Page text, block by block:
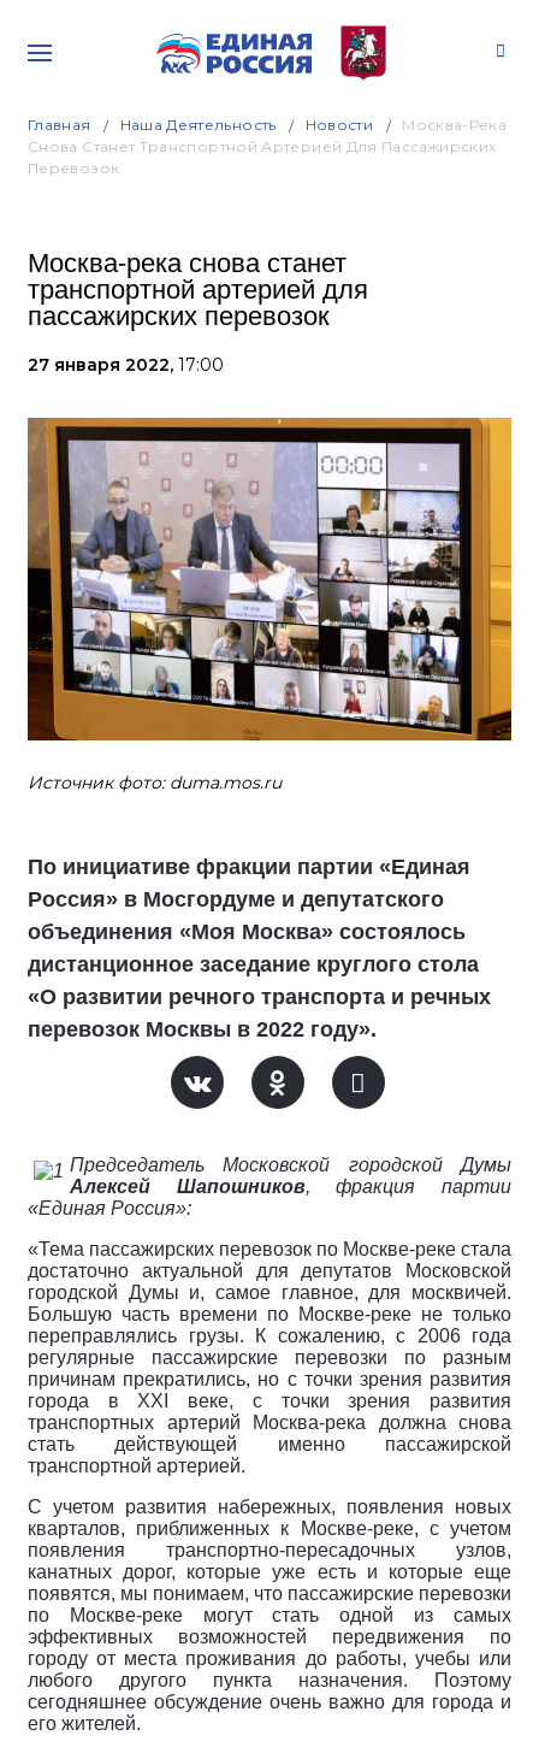
Главная Наша Деятельность Новости
Москва-Река
Снова Станет Транспортной Артерией Для Пассажирских
Перевозок
Москва-река снова станет
транспортной артерией для
пассажирских перевозок
27 января 2022, 17:00
Источник фото: duma.mos.ru
По инициативе фракции партии «Единая
Россия» в Мосгордуме и депутатского
объединения «Моя Москва» состоялось
дистанционное заседание круглого стола
«О развитии речного транспорта и речных
перевозок Москвы в 2022 году».
Председатель Московской городской Думы
Алексей Шапошников, фракция партии
«Единая Россия»:
«Тема пассажирских перевозок по Москве-реке стала
достаточно актуальной для депутатов Московской
городской Думы и, самое главное, для москвичей.
Большую часть времени по Москве-реке не только
переправлялись грузы.
К сожалению, с 2006 года
регулярные пассажирские перевозки по разным
причинам прекратились, но с точки зрения развития
города в XXI веке, с точки зрения развития
транспортных артерий Москва-река должна снова
стать действующей именно пассажирской
транспортной артерией.
С учетом развития набережных, появления новых
кварталов, приближенных к Москве-реке, с учетом
появления транспортно-пересадочных узлов,
канатных дорог, которые уже есть и которые еще
появятся, мы понимаем, что пассажирские перевозки
по Москве-реке могут стать одной из самых
эффективных возможностей передвижения по
городу от места проживания до работы, учебы или
любого другого пункта назначения. Поэтому
сегодняшнее обсуждение очень важно для города и
его жителей.